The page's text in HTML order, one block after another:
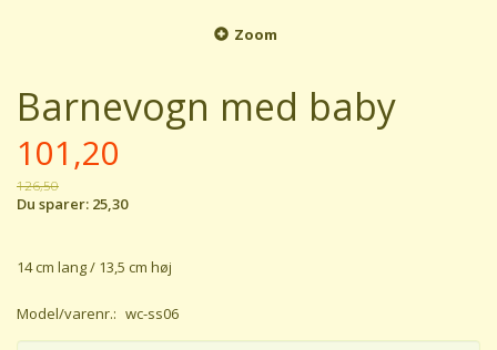
Zoom
Barnevogn med baby
101,20
126,50
Du sparer: 25,30
14 cm lang / 13,5 cm høj
Model/varenr.: wc-ss06